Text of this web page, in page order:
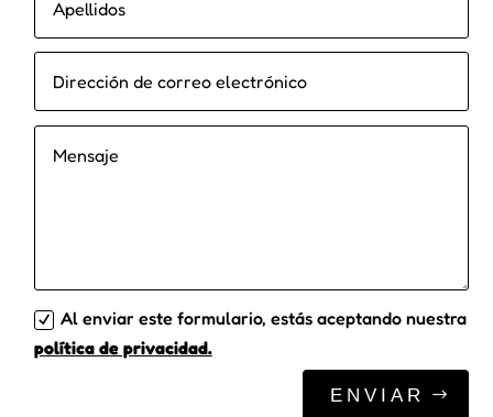
Al enviar este formulario, estás aceptando nuestra
política de privacidad.
ENVIAR